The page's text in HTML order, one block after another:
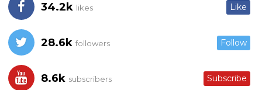
34.2k likes Like
28.6k followers Follow
8.6k subscribers Subscribe